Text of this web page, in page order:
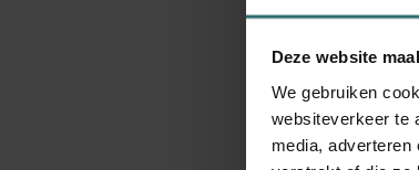
Deze website
We gebruiken
websiteverkeer te
media, adverteren